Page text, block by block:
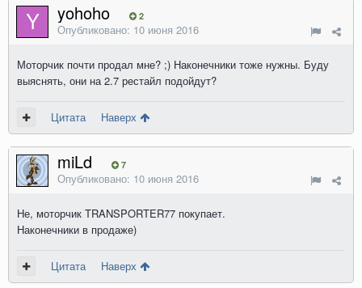
yohoho 2
Опубликовано: 10 июня 2016
Моторчик почти продал мне? ;) Наконечники тоже нужны. Буду
выяснять, они на 2.7 рестайл подойдут?
Цитата Наверх
miLd 7
Опубликовано: 10 июня 2016
Не, моторчик TRANSPORTER77 покупает.
Наконечники в продаже)
Цитата Наверх